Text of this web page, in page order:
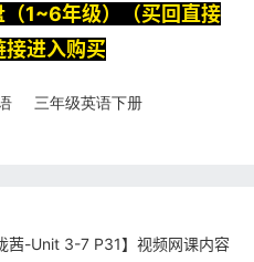
1~6年级）（买回直接
接进入购买
三年级英语下册
茜-Unit 3-7 P31】视频网课内容